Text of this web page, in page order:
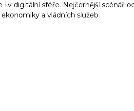
i v digitální sféře. Nejčernější scénář
a vládních služeb.